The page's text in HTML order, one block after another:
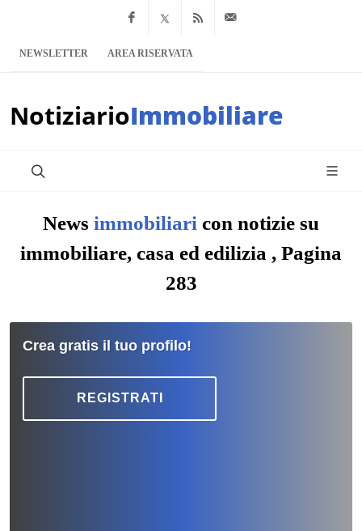
Facebook
x.com Feed RSS
NEWSLETTER AREA RISERVATA
NotiziarioImmobiliare
News immobiliari con notizie su
immobiliare, casa ed edilizia , Pagina
283
Crea gratis il tuo profilo!
REGISTRATI